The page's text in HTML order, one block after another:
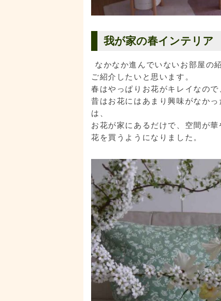
我が家の春インテリア
なかなか進んでいないお部屋の
ご紹介したいと思います。
春はやっぱりお花がキレイなの
昔はお花にはあまり興味がなか
は、
お花が家にあるだけで、空間が
花を買うようになりました。